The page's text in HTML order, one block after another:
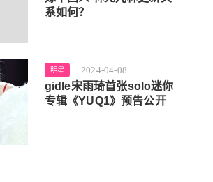
系如何？
明星 2024-04-08
gidle宋雨琦首张solo迷你
专辑《YUQ1》预告公开